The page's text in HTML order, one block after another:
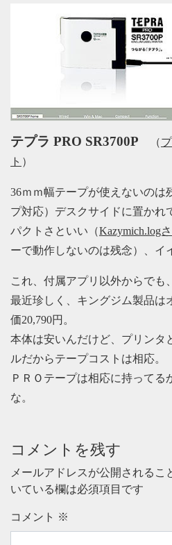
テプラ PRO SR3700P （
ト ）
36ｍｍ幅テープが使えないのは
プ対応）デスクサイドに置かれ
パクトさといい（Kazymich.log
ーで動作しないのは残念）、イ
これ、付属アプリ以外からでも
最近珍しく、キングジム製品は
価20,790円。
本体は安いんだけど、プリンタ
ルだからテープコストは相応。
ＰＲＯテープは相応に持ってる
な。
コメントを残す
メールアドレスが公開されるこ
いている欄は必須項目です
コメント ※